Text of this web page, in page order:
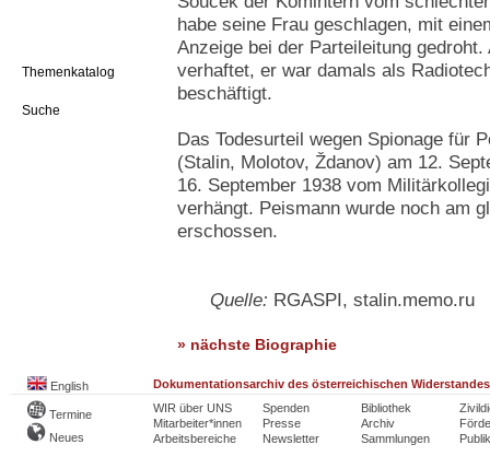
Themenkatalog
Suche
habe seine Frau geschlagen, mit
Anzeige bei der Parteileitung
verhaftet, er war damals als
beschäftigt.
Das Todesurteil wegen Spionage für
(Stalin, Molotov, Ždanov) am 12.
16. September 1938 vom
verhängt. Peismann wurde noch am
erschossen.
Quelle: RGASPI, stalin.memo.ru
» nächste Biographie
English Dokumentationsarchiv des österreichischen Widerstandes
Termine
Neues
WIR über UNS
Mitarbeiter*innen
Arbeitsbereiche
Spenden
Presse
Newsletter
Bibliothek
Archiv
Sammlungen